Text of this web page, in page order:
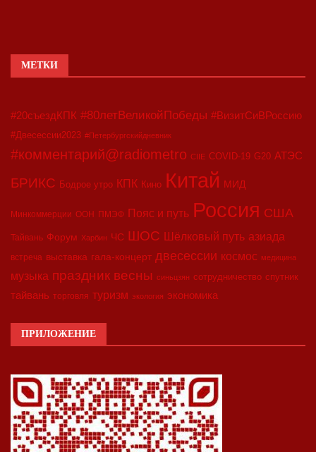
МЕТКИ
#20съездКПК #80летВеликойПобеды #ВизитСиВРоссию
#Двесессии2023 #Петербургскийдневник
#комментарий@radiometro CIIE COVID-19 G20 АТЭС
БРИКС Бодрое утро КПК Кино Китай МИД
Минкоммерции ООН ПМЭФ Пояс и путь Россия США
Тайвань Форум Харбин ЧС ШОС Шёлковый путь азиада
встреча выставка гала-концерт двесессии космос медицина
музыка праздник весны синьцзян сотрудничество спутник
тайвань торговля туризм экология экономика
ПРИЛОЖЕНИЕ